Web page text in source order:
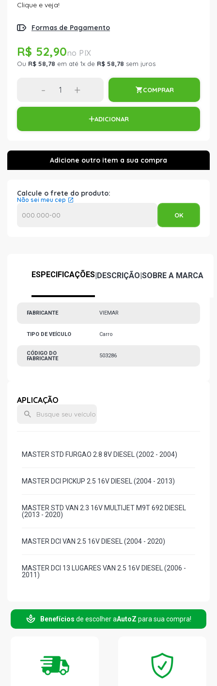
Clique e veja!
Formas de Pagamento
R$ 52,90
Ou R$ 58,78 em até 1x de R$ 58,78 sem juros
- + COMPRAR
ADICIONAR
Calcule o frete do produto:
Não sei meu cep
ESPECIFICAÇÕES|DESCRIÇÃO|SOBRE A MARCA
FABRICANTE VIEMAR
TIPO DE VEÍCULO Carro
CÓDIGO DO
FABRICANTE
503286
APLICAÇÃO
MASTER STD FURGAO 2.8 8V DIESEL (2002 - 2004)
MASTER DCI PICKUP 2.5 16V DIESEL (2004 - 2013)
MASTER STD VAN 2.3 16V MULTIJET M9T 692 DIESEL
(2013 - 2020)
MASTER DCI VAN 2.5 16V DIESEL (2004 - 2020)
MASTER DCI 13 LUGARES VAN 2.5 16V DIESEL (2006 -
2011)
2020)
MASTER STD VAN 2.8 8V DIESEL (2002 - 2004)
Benefícios de escolher aAutoZ para sua compra!